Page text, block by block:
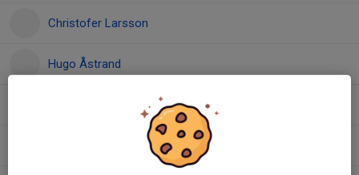
Christofer Larsson
Hugo Åstrand